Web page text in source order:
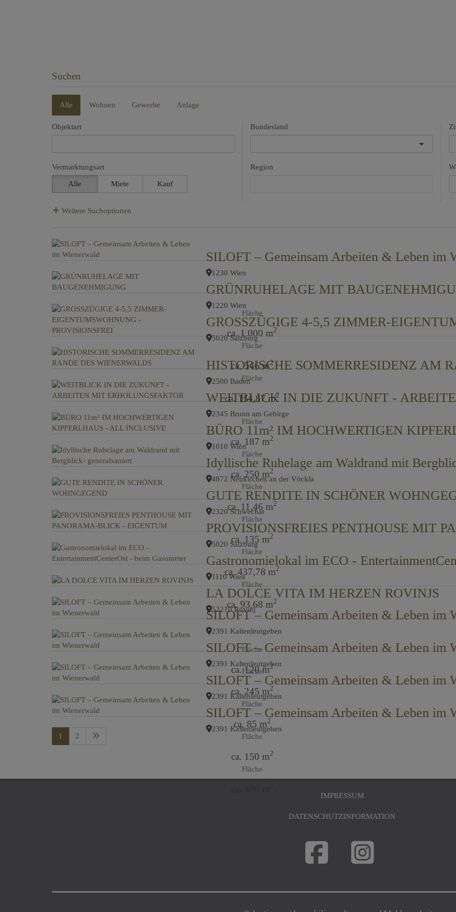
Suchen
Alle Wohnen Gewerbe Anlage
Objektart Bundesland
Vermarktungsart
Alle Miete Kauf
Region
Weitere Suchoptionen
1230 Wien
Fläche
ca. 1.000 m2
GRÜNRUHELAGE MIT
1220 Wien
Fläche
ca. 546 m2
5020 Salzburg
Fläche
ca. 114,87 m2
2500 Baden
Fläche
ca. 187 m2
2345 Brunn am Gebirge
Fläche
ca. 250 m2
1010 Wien
Fläche
ca. 11,46 m2
4872 Neukirchen an der Vöckla
Fläche
ca. 135 m2
2320 Schwechat
Fläche
ca. 437,78 m2
5020 Salzburg
Fläche
ca. 93,68 m2
1110 Wien
LA DOLCE VITA IM HERZEN ROVINJS
52210 Rovinj
Fläche
ca. 120 m2
2391 Kaltenleutgeben
Fläche
ca. 245 m2
2391 Kaltenleutgeben
Fläche
ca. 85 m2
2391 Kaltenleutgeben
Fläche
ca. 150 m2
2391 Kaltenleutgeben
Fläche
1 2
IMPRESSUM
DATENSCHUTZINFORMATION